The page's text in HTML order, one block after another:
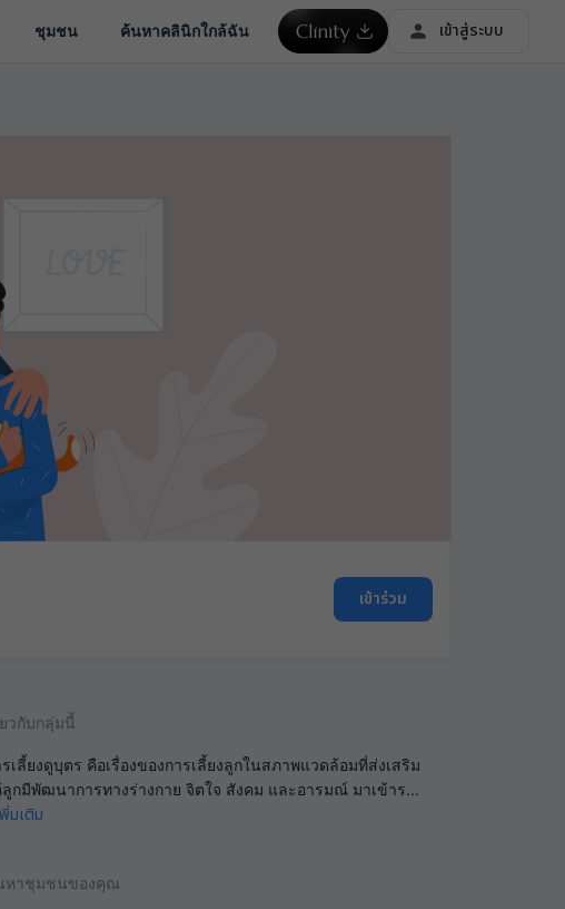
ชุมชน ค้นหาคลินิกใกล้ฉัน เข้าสู่ระบบ
เข้าร่วม
ยวกับกลุ่มนี้
รเลี้ยงดูบุตร คือเรื่องของการเลี้ยงลูกในสภาพแวดล้อมที่ส่งเสริม
ลูกมีพัฒนาการทางร่างกาย จิตใจ สังคม และอารมณ์ มาเข้าร...
มเติม
หาชุมชนของคุณ